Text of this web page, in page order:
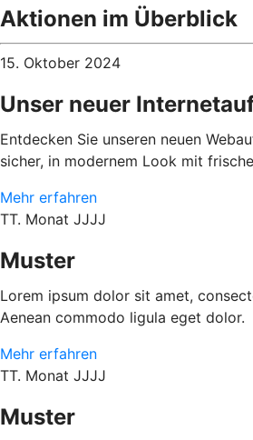
Aktionen im Überblick
15. Oktober 2024
Unser neuer
Entdecken Sie unseren neuen
sicher, in modernem Look mit
Mehr erfahren
TT. Monat JJJJ
Muster
Lorem ipsum dolor sit amet,
Aenean commodo ligula eget dolor.
Mehr erfahren
TT. Monat JJJJ
Muster